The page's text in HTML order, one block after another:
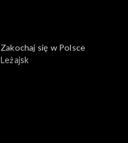
Zakochaj się w Polsce
Leżajsk